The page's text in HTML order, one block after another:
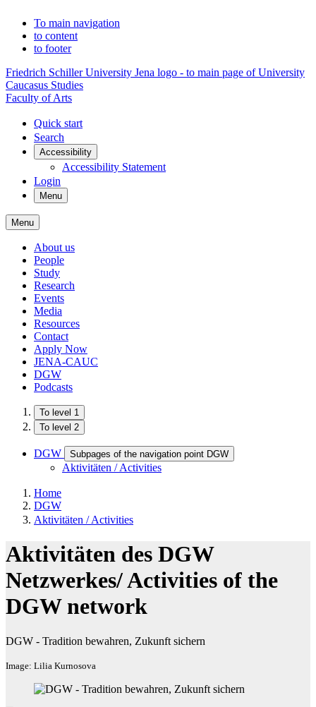
To main navigation
to content
to footer
Friedrich Schiller University Jena logo - to main page of University
Caucasus Studies
Faculty of Arts
Quick start
Search
Accessibility
Accessibility Statement
Login
Menu
Menu
About us
People
Study
Research
Events
Media
Resources
Contact
Apply Now
JENA-CAUC
DGW
Podcasts
To level 1
To level 2
DGW Subpages of the navigation point DGW
Aktivitäten / Activities
Home
DGW
Aktivitäten / Activities
Aktivitäten des DGW
Netzwerkes/ Activities of the
DGW network
DGW - Tradition bewahren, Zukunft sichern
Image: Lilia Kurnosova